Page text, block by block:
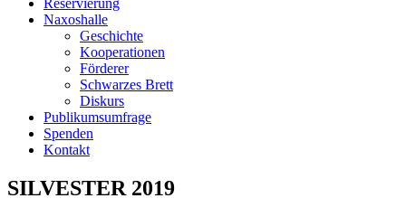
Reservierung
Naxoshalle
Geschichte
Kooperationen
Förderer
Schwarzes Brett
Diskurs
Publikumsumfrage
Spenden
Kontakt
SILVESTER 2019